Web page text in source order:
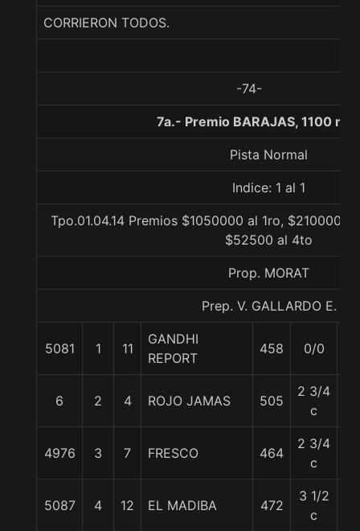
CORRIERON TODOS.
-74-
7a.- Premio BARAJAS, 1100
Pista Normal
Indice: 1 al 1
Tpo.01.04.14 Premios $1050000 al 1ro, $210000
$52500 al 4to
Prop. MORAT
Prep. V. GALLARDO E.
5081 1 11
GANDHI
REPORT
458 0/0
6 2 4 ROJO JAMAS 505
2 3/4
c
4976 3 7 FRESCO 464
2 3/4
c
5087 4 12 EL MADIBA 472
3 1/2
c